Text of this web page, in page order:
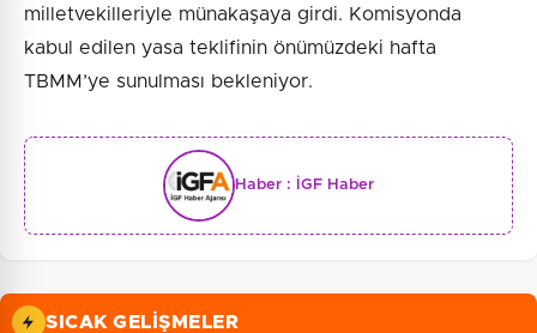
milletvekilleriyle münakaşaya girdi. Komisyonda
kabul edilen yasa teklifinin önümüzdeki hafta
TBMM’ye sunulması bekleniyor.
Haber : İGF Haber
SICAK GELIŞMELER